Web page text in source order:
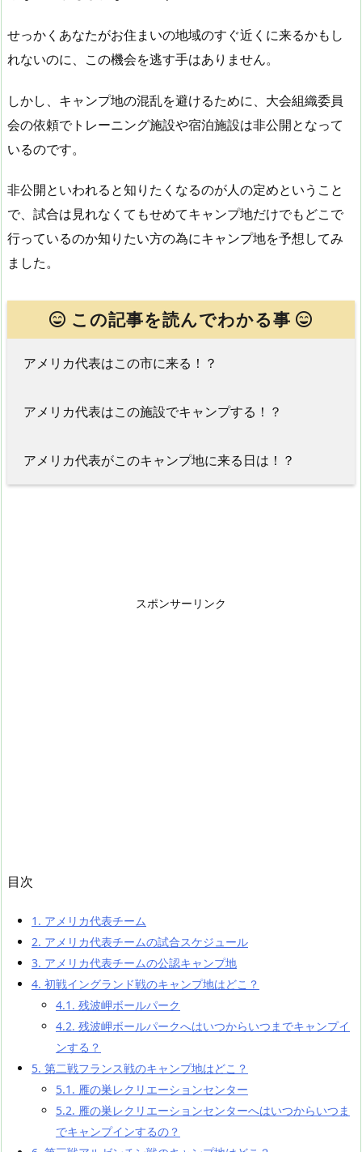
せっかくあなたがお住まいの地域のすぐ近くに来るかもし
れないのに、この機会を逃す手はありません。
しかし、キャンプ地の混乱を避けるために、大会組織委員
会の依頼でトレーニング施設や宿泊施設は非公開となって
いるのです。
非公開といわれると知りたくなるのが人の定めということ
で、試合は見れなくてもせめてキャンプ地だけでもどこで
行っているのか知りたい方の為にキャンプ地を予想してみ
ました。
この記事を読んでわかる事
アメリカ代表はこの市に来る！？
アメリカ代表はこの施設でキャンプする！？
アメリカ代表がこのキャンプ地に来る日は！？
スポンサーリンク
目次
1. アメリカ代表チーム
2. アメリカ代表チームの試合スケジュール
3. アメリカ代表チームの公認キャンプ地
4. 初戦イングランド戦のキャンプ地はどこ？
4.1. 残波岬ボールパーク
4.2. 残波岬ボールパークへはいつからいつまでキャンプイ
ンする？
5. 第二戦フランス戦のキャンプ地はどこ？
5.1. 雁の巣レクリエーションセンター
5.2. 雁の巣レクリエーションセンターへはいつからいつま
でキャンプインするの？